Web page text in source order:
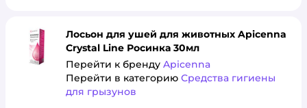
Лосьон для ушей для животных Apicenna
Crystal Line Росинка 30мл
Перейти к бренду Apicenna
Перейти в категорию Средства гигиены
для грызунов